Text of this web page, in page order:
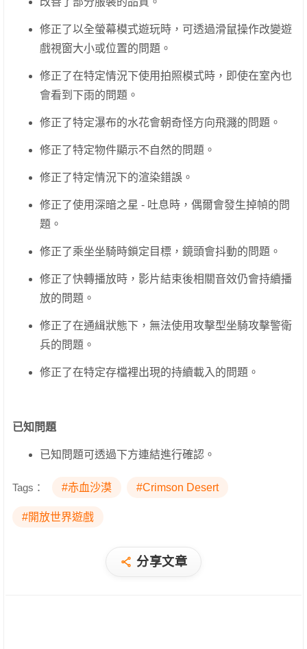
修正了以全螢幕模式遊玩時，可透過滑鼠操作改變遊
戲視窗大小或位置的問題。
修正了在特定情況下使用拍照模式時，即使在室內也
會看到下雨的問題。
修正了特定瀑布的水花會朝奇怪方向飛濺的問題。
修正了特定物件顯示不自然的問題。
修正了特定情況下的渲染錯誤。
修正了使用深暗之星 - 吐息時，偶爾會發生掉幀的問
題。
修正了乘坐坐騎時鎖定目標，鏡頭會抖動的問題。
修正了快轉播放時，影片結束後相關音效仍會持續播
放的問題。
修正了在通緝狀態下，無法使用攻擊型坐騎攻擊警衛
兵的問題。
修正了在特定存檔裡出現的持續載入的問題。
已知問題
已知問題可透過下方連結進行確認。
Tags： #赤血沙漠 #Crimson Desert
#開放世界遊戲
分享文章